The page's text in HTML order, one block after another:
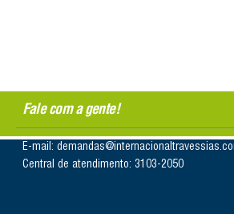
Fale com a gente!
E-mail:
Central de atendimento: 3103-2050